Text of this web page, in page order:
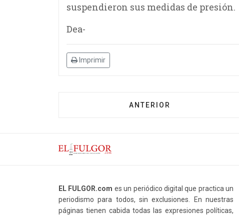
suspendieron sus medidas de presión.
Dea-
Imprimir
ANTERIOR
EL FULGOR.com es un periódico digital que practica un
periodismo para todos, sin exclusiones. En nuestras
páginas tienen cabida todas las expresiones políticas,